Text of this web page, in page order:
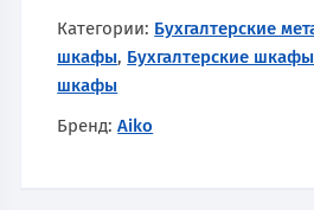
Категории: Бухгалтерские
шкафы, Бухгалтерские шкафы
шкафы
Бренд:Aiko